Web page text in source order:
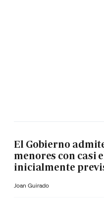
El Gobierno
menores con casi
inicialmente
Joan Guirado